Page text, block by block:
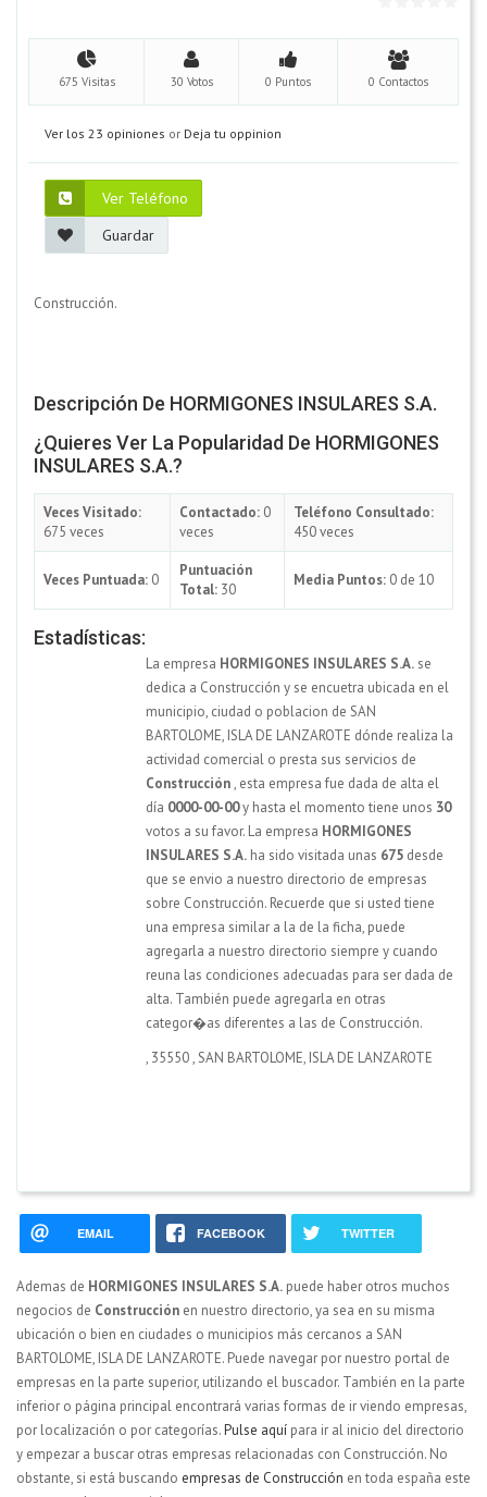
675 Visitas 30 Votos 0 Puntos 0 Contactos
Ver los 23 opiniones or Deja tu oppinion
Ver Teléfono
Guardar
Construcción.
Descripción De HORMIGONES INSULARES S.A.
¿Quieres Ver La Popularidad De HORMIGONES
INSULARES S.A.?
Veces Visitado:
675 veces
Contactado: 0
veces
Teléfono Consultado:
450 veces
Veces Puntuada: 0
Puntuación
Total: 30
Media Puntos: 0 de 10
Estadísticas:
La empresa HORMIGONES INSULARES S.A.se
dedica a Construcción y se encuetra ubicada en el
municipio, ciudad o poblacion de SAN
BARTOLOME, ISLA DE LANZAROTE dónde realiza la
actividad comercial o presta sus servicios de
Construcción, esta empresa fue dada de alta el
día 0000-00-00y hasta el momento tiene unos 30
votos a su favor. La empresa HORMIGONES
INSULARES S.A. ha sido visitada unas 675 desde
que se envio a nuestro directorio de empresas
sobre Construcción. Recuerde que si usted tiene
una empresa similar a la de la ficha, puede
agregarla a nuestro directorio siempre y cuando
reuna las condiciones adecuadas para ser dada de
alta. También puede agregarla en otras
categor�as diferentes a las de Construcción.
, 35550,SAN BARTOLOME, ISLA DE LANZAROTE
EMAIL FACEBOOK TWITTER
Ademas de HORMIGONES INSULARES S.A. puede haber otros muchos
negocios de Construcción en nuestro directorio, ya sea en su misma
ubicación o bien en ciudades o municipios más cercanos a SAN
BARTOLOME, ISLA DE LANZAROTE. Puede navegar por nuestro portal de
empresas en la parte superior, utilizando el buscador. También en la parte
inferior o página principal encontrará varias formas de ir viendo empresas,
por localización o por categorías.Pulse aquí para ir al inicio del directorio
y empezar a buscar otras empresas relacionadas con Construcción. No
obstante, si está buscando empresas de Construcción en toda españa este